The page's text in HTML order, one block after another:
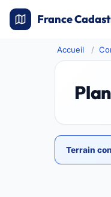
France
Accueil
Terrain